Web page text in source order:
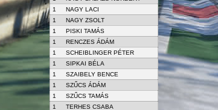
1
NAGY LACI
1
NAGY ZSOLT
1
PISKI TAMÁS
1
RENCZES ÁDÁM
1
SCHEIBLINGER PÉTER
1
SIPKAI BÉLA
1
SZAIBELY BENCE
1
SZŰCS ÁDÁM
1
SZŰCS TAMÁS
1
TERHES CSABA